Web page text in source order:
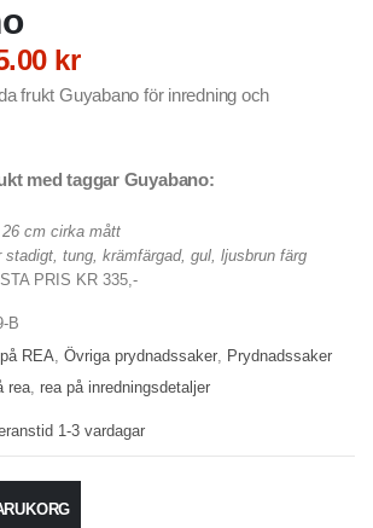
kr.
krDet
nuvarande
335.00 kr.
frukt Guyabano för inredning och
med taggar Guyabano:
cm cirka mått
stadigt, tung, krämfärgad, gul, ljusbrun färg
PRIS KR 335,-
B
REA Övriga prydnadssaker Prydnadssaker
rea, rea på inredningsdetaljer
1-3 vardagar